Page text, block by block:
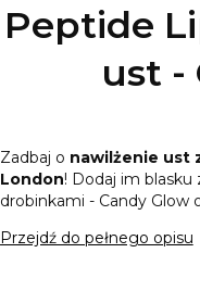
Peptide
ust -
Zadbaj o nawilżenie ust
London! Dodaj im
drobinkami - Candy Glow
Przejdź do pełnego opisu